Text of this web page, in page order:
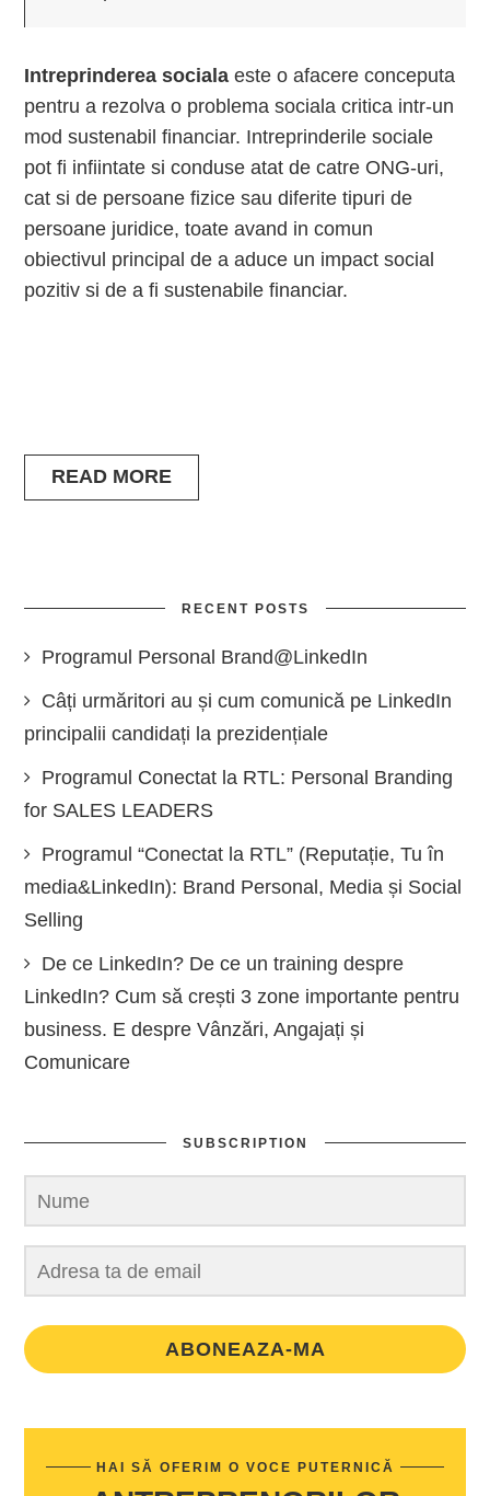
Intreprinderea sociala este o afacere conceputa
pentru a rezolva o problema sociala critica intr-un
mod sustenabil financiar. Intreprinderile sociale
pot fi infiintate si conduse atat de catre ONG-uri,
cat si de persoane fizice sau diferite tipuri de
persoane juridice, toate avand in comun
obiectivul principal de a aduce un impact social
pozitiv si de a fi sustenabile financiar.
READ MORE
RECENT POSTS
Programul Personal Brand@LinkedIn
Câți urmăritori au și cum comunică pe LinkedIn
principalii candidați la prezidențiale
Programul Conectat la RTL: Personal Branding
for SALES LEADERS
Programul “Conectat la RTL” (Reputație, Tu în
media&LinkedIn): Brand Personal, Media și Social
Selling
De ce LinkedIn? De ce un training despre
LinkedIn? Cum să crești 3 zone importante pentru
business. E despre Vânzări, Angajați și
Comunicare
SUBSCRIPTION
ABONEAZA-MA
HAI SĂ OFERIM O VOCE PUTERNICĂ